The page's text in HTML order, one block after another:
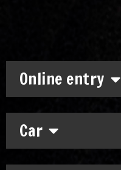
Online entry
Car